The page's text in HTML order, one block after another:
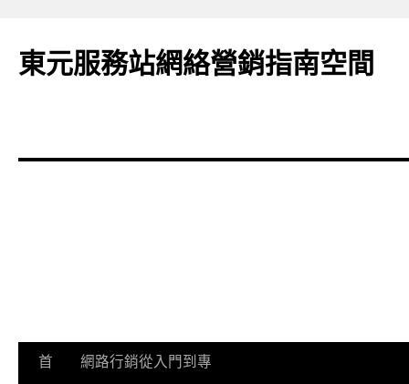
東元服務站網絡營銷指南空間
跳首
網路行銷從入門到專